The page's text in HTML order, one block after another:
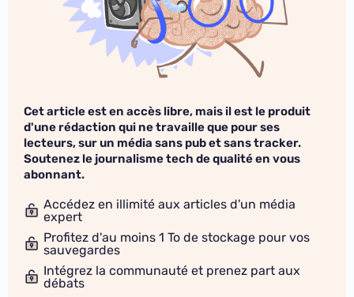
Cet article est en accès libre, mais il est le produit
d'une rédaction qui ne travaille que pour ses
lecteurs, sur un média sans pub et sans tracker.
Soutenez le journalisme tech de qualité en vous
abonnant.
Accédez en illimité aux articles d'un média
expert
Profitez d'au moins 1 To de stockage pour vos
sauvegardes
Intégrez la communauté et prenez part aux
débats